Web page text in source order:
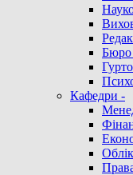
Бюро
Кафедри -